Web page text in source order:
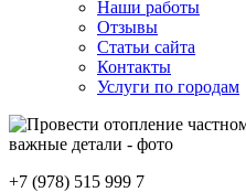
Наши работы
Отзывы
Статьи сайта
Контакты
Услуги по городам
+7 (978) 515 999 7